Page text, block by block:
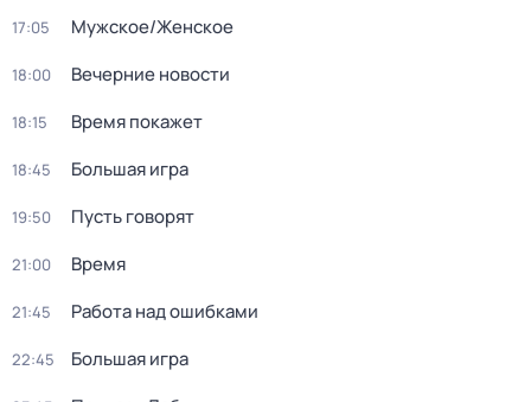
17:05 Мужское/Женское
18:00 Вечерние новости
18:15 Время покажет
18:45 Большая игра
19:50 Пусть говорят
21:00 Время
21:45 Работа над ошибками
22:45 Большая игра